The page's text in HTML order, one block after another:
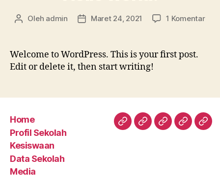
Penulis
Oleh admin
Tanggal
Maret 24, 2021 1 Komentar
Welcome to WordPress. This is your first post.
Edit or delete it, then start writing!
Home
Profil Sekolah
Kesiswaan
Data Sekolah
Media
HomeProfilKesiswaan
Data